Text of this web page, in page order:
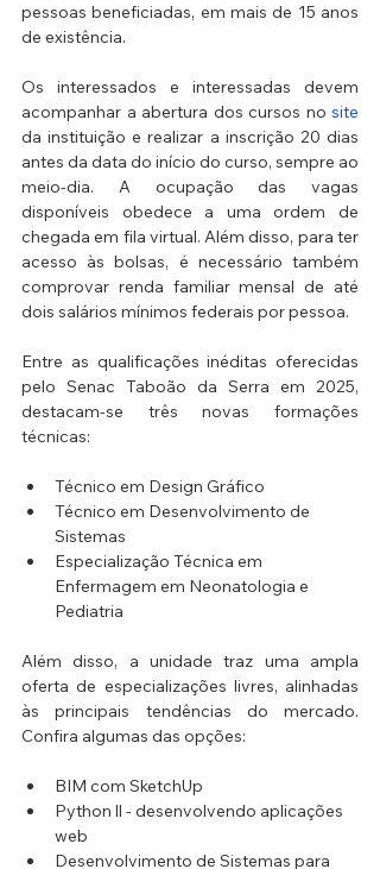
pessoas beneficiadas, em mais de 15 anos
de existência.
Os interessados e interessadas devem
acompanhar a abertura dos cursos no site
da instituição e realizar a inscrição 20 dias
antes da data do início do curso, sempre ao
meio-dia. A ocupação das vagas
disponíveis obedece a uma ordem de
chegada em fila virtual. Além disso, para ter
acesso às bolsas, é necessário também
comprovar renda familiar mensal de até
dois salários mínimos federais por pessoa.
Entre as qualificações inéditas oferecidas
pelo Senac Taboão da Serra em 2025,
destacam-se três novas formações
técnicas:
Técnico em Design Gráfico
Técnico em Desenvolvimento de
Sistemas
Especialização Técnica em
Enfermagem em Neonatologia e
Pediatria
Além disso, a unidade traz uma ampla
oferta de especializações livres, alinhadas
às principais tendências do mercado.
Confira algumas das opções:
BIM com SketchUp
Python ll - desenvolvendo aplicações
web
Desenvolvimento de Sistemas para